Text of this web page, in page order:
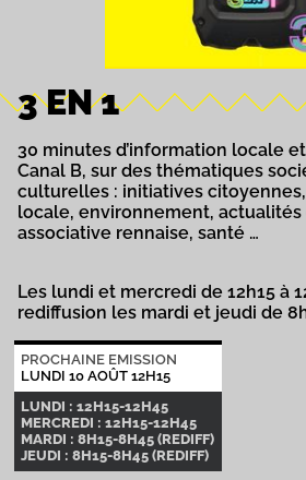
3 EN 1
30 minutes d’information locale
Canal B, sur des thématiques
culturelles : initiatives
locale, environnement, actualités
associative rennaise, santé …
Les lundi et mercredi de 12h15 à
rediffusion les mardi et jeudi de
PROCHAINE EMISSION
LUNDI 10 AOÛT 12H15
LUNDI : 12H15-12H45
MERCREDI : 12H15-12H45
MARDI : 8H15-8H45 (REDIFF)
JEUDI : 8H15-8H45 (REDIFF)